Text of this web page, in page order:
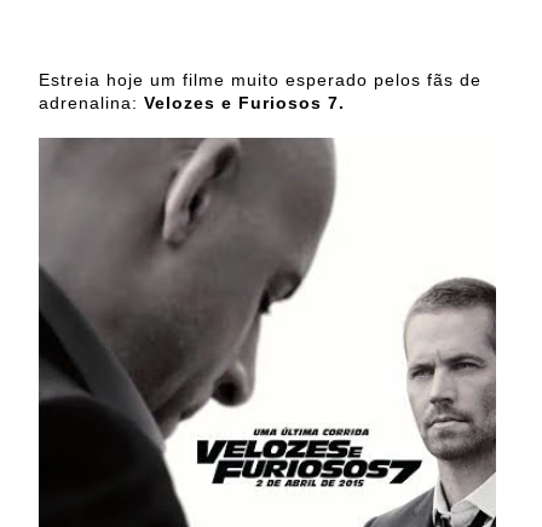
Estreia hoje um filme muito esperado pelos fãs de
adrenalina: Velozes e Furiosos 7.